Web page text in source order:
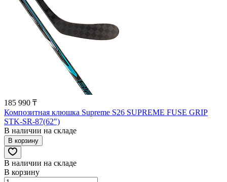
185 990 ₸
Композитная клюшка Supreme S26 SUPREME FUSE GRIP
STK-SR-87(62")
В наличии на складе
В корзину
В наличии на складе
В корзину